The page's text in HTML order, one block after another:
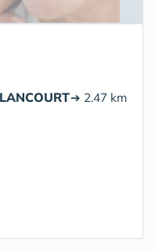
➔ 2.47 km